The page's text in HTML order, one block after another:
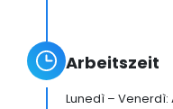
Arbeitszeit
Lunedì –